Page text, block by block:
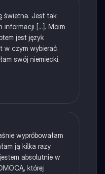
świetna. Jest tak
informacji [...]. Moim
jest język
w czym wybierać.
swój niemiecki.
wypróbowałam
ją kilka razy
absolutnie w
której